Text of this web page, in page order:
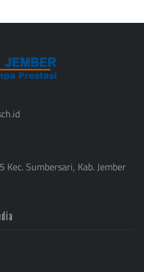
Kec. Sumbersari, Kab. Jember